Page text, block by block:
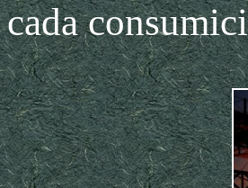
cada